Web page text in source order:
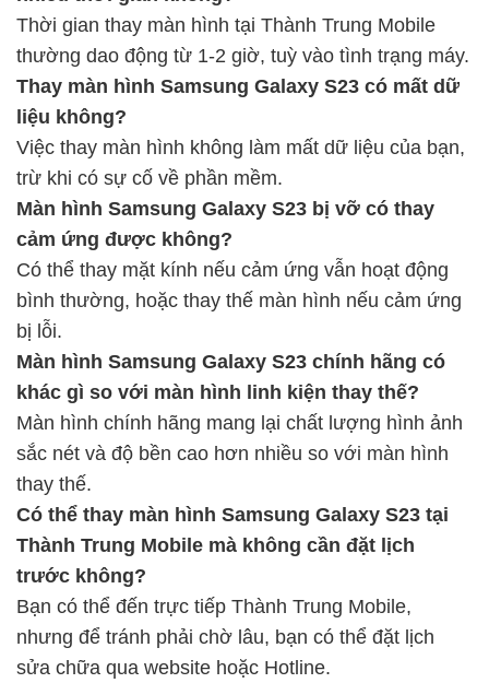
Thời gian thay màn hình tại Thành Trung Mobile
thường dao động từ 1-2 giờ, tuỳ vào tình trạng máy.
Thay màn hình Samsung Galaxy S23 có mất dữ
liệu không?
Việc thay màn hình không làm mất dữ liệu của bạn,
trừ khi có sự cố về phần mềm.
Màn hình Samsung Galaxy S23 bị vỡ có thay
cảm ứng được không?
Có thể thay mặt kính nếu cảm ứng vẫn hoạt động
bình thường, hoặc thay thế màn hình nếu cảm ứng
bị lỗi.
Màn hình Samsung Galaxy S23 chính hãng có
khác gì so với màn hình linh kiện thay thế?
Màn hình chính hãng mang lại chất lượng hình ảnh
sắc nét và độ bền cao hơn nhiều so với màn hình
thay thế.
Có thể thay màn hình Samsung Galaxy S23 tại
Thành Trung Mobile mà không cần đặt lịch
trước không?
Bạn có thể đến trực tiếp Thành Trung Mobile,
nhưng để tránh phải chờ lâu, bạn có thể đặt lịch
sửa chữa qua website hoặc Hotline.